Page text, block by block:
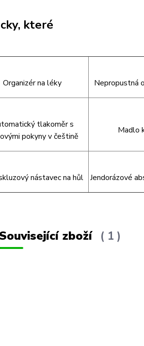
které
Organizér na léky Nepropustná
tlakoměr s
pokyny v češtině
Madlo
nástavec na hůl Jendorázové
zboží 1